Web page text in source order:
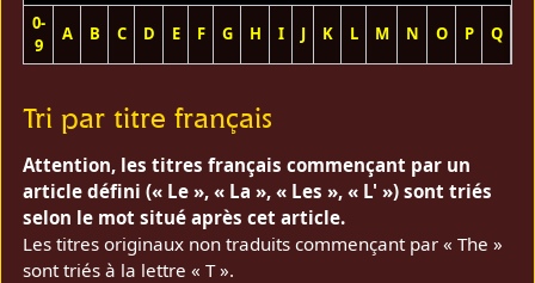
0-
9
A B C D E F G H I J K L M N O P Q
Tri par titre français
Attention, les titres français commençant par un
article défini (« Le », « La », « Les », « L' ») sont triés
selon le mot situé après cet article.
Les titres originaux non traduits commençant par « The »
sont triés à la lettre « T ».